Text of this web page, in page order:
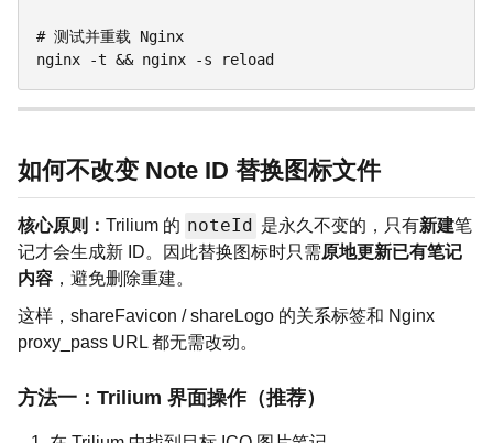
# 测试并重载 Nginx
nginx -t && nginx -s reload
如何不改变 Note ID 替换图标文件
核心原则： Trilium 的 noteId 是永久不变的，只有新建笔
记才会生成新 ID。因此替换图标时只需原地更新已有笔记
内容 ，避免删除重建。
这样，shareFavicon / shareLogo 的关系标签和 Nginx
proxy_pass URL 都无需改动。
方法一：Trilium 界面操作（推荐）